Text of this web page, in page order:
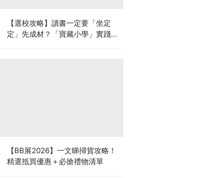
【選校攻略】讀書一定要「坐定
定」先成材？「寶藏小學」實踐動
【BB展2026】一文睇掃貨攻略！
精選抵買優惠＋必搶禮物清單